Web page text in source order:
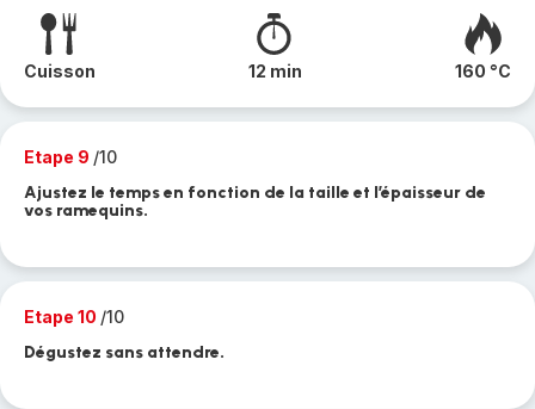
Cuisson 12 min 160 °C
Etape 9 /10
Ajustez le temps en fonction de la taille et l’épaisseur de
vos ramequins.
Etape 10 /10
Dégustez sans attendre.